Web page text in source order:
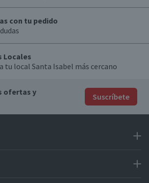
con tu pedido
Locales
tu local Santa Isabel más cercano
ofertas y
Suscríbete